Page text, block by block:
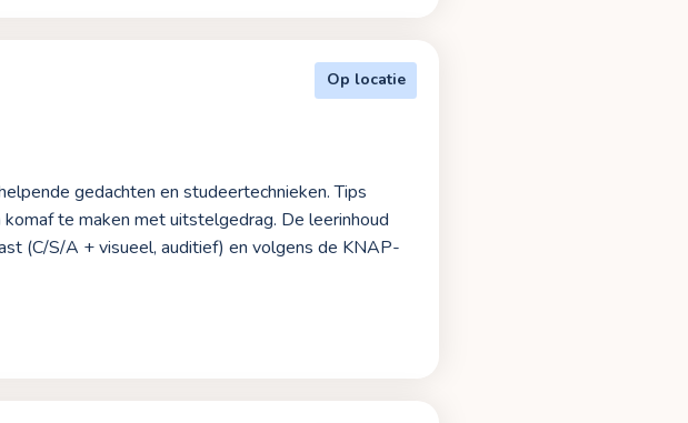
Op locatie
gedachten en studeertechnieken. Tips
te maken met uitstelgedrag. De leerinhoud
(C/S/A + visueel, auditief) en volgens de KNAP-